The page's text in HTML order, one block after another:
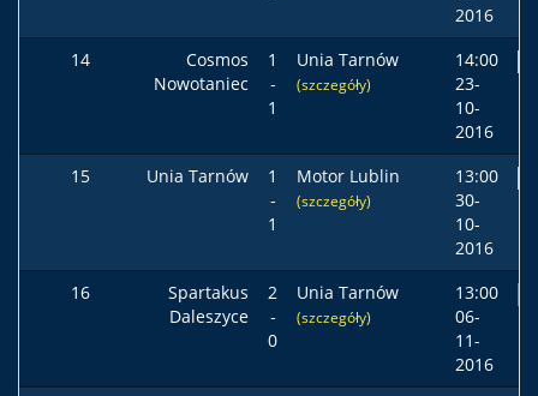
2016
14
Cosmos
Nowotaniec
1
-
1
Unia Tarnów
(szczegóły)
14:00
23-
10-
2016
15 Unia Tarnów
1
-
1
Motor Lublin
(szczegóły)
13:00
30-
10-
2016
16
Spartakus
Daleszyce
2
-
0
Unia Tarnów
(szczegóły)
13:00
06-
11-
2016